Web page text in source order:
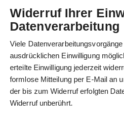
Widerruf Ihrer
Datenverarbeitung
Viele
ausdrücklichen Einwilligung
erteilte Einwilligung jederzeit
formlose Mitteilung per E-Mail an
der bis zum Widerruf erfolgten
Widerruf unberührt.